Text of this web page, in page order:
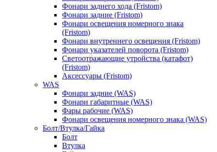
Фонари заднего хода (Fristom)
Фонари задние (Fristom)
Фонари освещения номерного знака
(Fristom)
Фонари внутреннего освещения (Fristom)
Фонари указателей поворота (Fristom)
Светоотражающие утройства (катафот)
(Fristom)
Аксессуары (Fristom)
WAS
Фонари задние (WAS)
Фонари габаритные (WAS)
Фары рабочие (WAS)
Фонари освещения номерного знака (WAS)
Болт/Втулка/Гайка
Болт
Втулка